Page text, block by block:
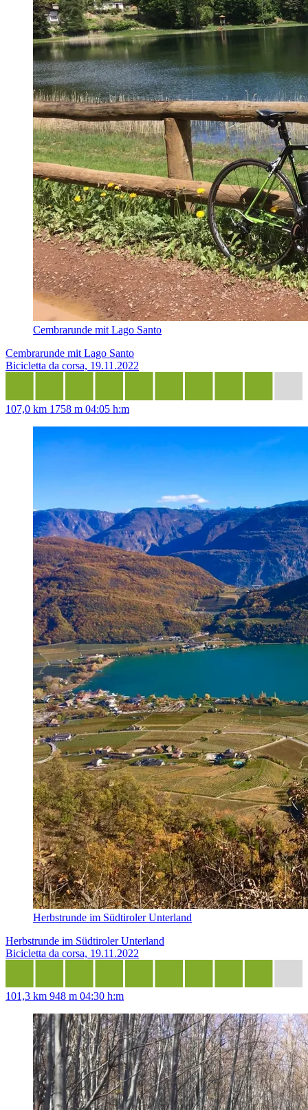
Cembrarunde mit Lago Santo
Cembrarunde mit Lago Santo
Bicicletta da corsa, 19.11.2022
107,0 km 1758 m 04:05 h:m
Herbstrunde im Südtiroler Unterland
Herbstrunde im Südtiroler Unterland
Bicicletta da corsa, 19.11.2022
101,3 km 948 m 04:30 h:m